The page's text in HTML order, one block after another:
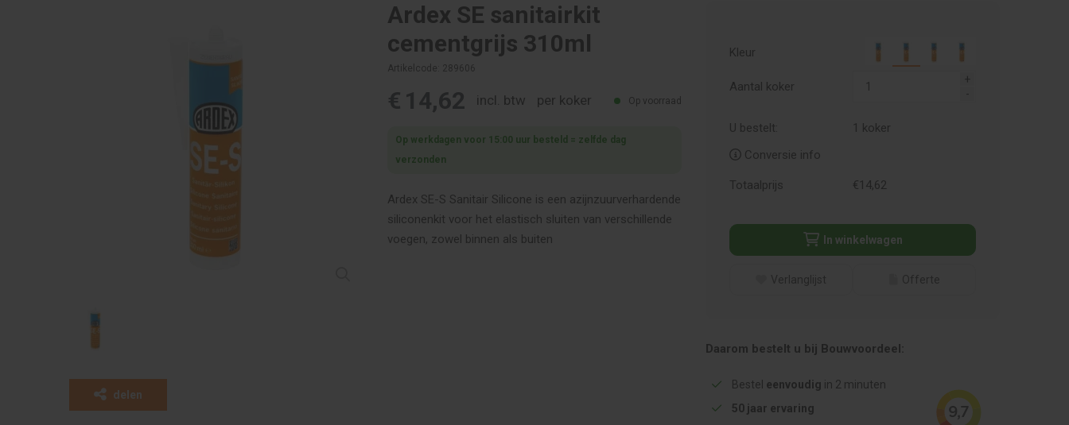
delen
Ardex SE sanitairkit
cementgrijs 310ml
Artikelcode: 289606
€ 14,62 incl. btw per koker Op voorraad
Op werkdagen voor 15:00 uur besteld = zelfde dag
verzonden
Ardex SE-S Sanitair Silicone is een azijnzuurverhardende
siliconenkit voor het elastisch sluiten van verschillende
voegen, zowel binnen als buiten
Kleur
Aantal koker
U bestelt: 1 koker
Conversie info
Totaalprijs €14,62
In winkelwagen
Verlanglijst Offerte
Daarom bestelt u bij Bouwvoordeel:
Bestel eenvoudig in 2 minuten
50 jaar ervaring